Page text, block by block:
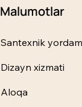
Malumotlar
Santexnik
Dizayn xizmati
Aloqa